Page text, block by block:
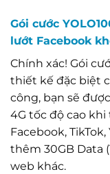
Gói cước
lướt Facebook
Chính xác! Gói
thiết kế đặc biệt
công, bạn sẽ
4G tốc độ cao
Facebook,
thêm 30GB Data
web khác.